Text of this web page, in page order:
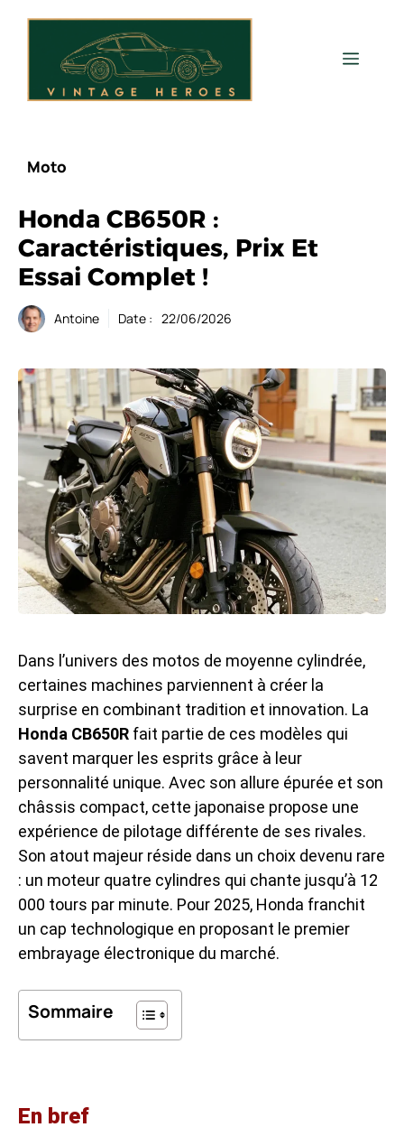
Menu
Moto
Honda CB650R :
Caractéristiques, Prix Et
Essai Complet !
Antoine Date : 22/06/2026
Dans l’univers des motos de moyenne cylindrée,
certaines machines parviennent à créer la
surprise en combinant tradition et innovation. La
Honda CB650R fait partie de ces modèles qui
savent marquer les esprits grâce à leur
personnalité unique. Avec son allure épurée et son
châssis compact, cette japonaise propose une
expérience de pilotage différente de ses rivales.
Son atout majeur réside dans un choix devenu rare
: un moteur quatre cylindres qui chante jusqu’à 12
000 tours par minute. Pour 2025, Honda franchit
un cap technologique en proposant le premier
embrayage électronique du marché.
Sommaire
En bref